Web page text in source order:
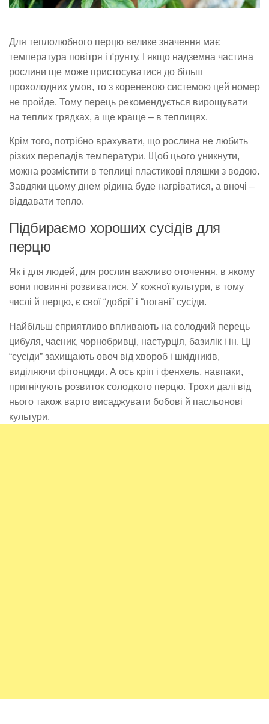
Для теплолюбного перцю велике значення має
температура повітря і ґрунту. І якщо надземна частина
рослини ще може пристосуватися до більш
прохолодних умов, то з кореневою системою цей номер
не пройде. Тому перець рекомендується вирощувати
на теплих грядках, а ще краще – в теплицях.
Крім того, потрібно врахувати, що рослина не любить
різких перепадів температури. Щоб цього уникнути,
можна розмістити в теплиці пластикові пляшки з водою.
Завдяки цьому днем ​​рідина буде нагріватися, а вночі –
віддавати тепло.
Підбираємо хороших сусідів для
перцю
Як і для людей, для рослин важливо оточення, в якому
вони повинні розвиватися. У кожної культури, в тому
числі й перцю, є свої “добрі” і “погані” сусіди.
Найбільш сприятливо впливають на солодкий перець
цибуля, часник, чорнобривці, настурція, базилік і ін. Ці
“сусіди” захищають овоч від хвороб і шкідників,
виділяючи фітонциди. А ось кріп і фенхель, навпаки,
пригнічують розвиток солодкого перцю. Трохи далі від
нього також варто висаджувати бобові й пасльонові
культури.